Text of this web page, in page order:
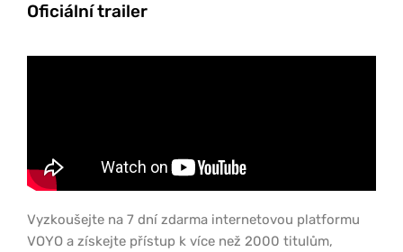
Oficiální trailer
Vyzkoušejte na 7 dní zdarma internetovou platformu
VOYO a získejte přístup k více než 2000 titulům,